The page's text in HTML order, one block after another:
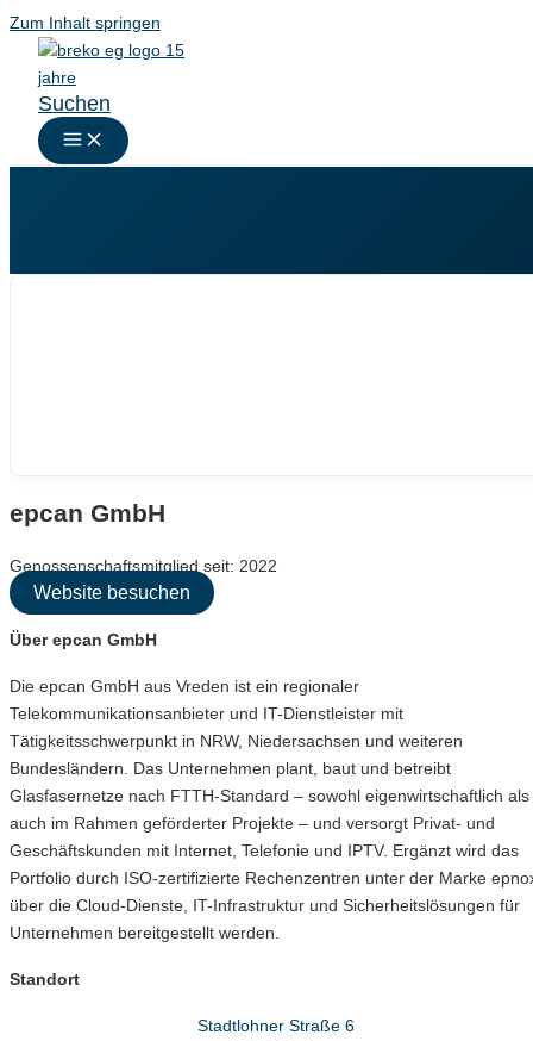
Zum Inhalt springen
Suchen
epcan GmbH
Genossenschaftsmitglied seit: 2022
Website besuchen
Über epcan GmbH
Die epcan GmbH aus Vreden ist ein regionaler
Telekommunikationsanbieter und IT-Dienstleister mit
Tätigkeitsschwerpunkt in NRW, Niedersachsen und weiteren
Bundesländern. Das Unternehmen plant, baut und betreibt
Glasfasernetze nach FTTH-Standard – sowohl eigenwirtschaftlich als
auch im Rahmen geförderter Projekte – und versorgt Privat- und
Geschäftskunden mit Internet, Telefonie und IPTV. Ergänzt wird das
Portfolio durch ISO-zertifizierte Rechenzentren unter der Marke
über die Cloud-Dienste, IT-Infrastruktur und Sicherheitslösungen für
Unternehmen bereitgestellt werden.
Standort
Stadtlohner Straße 6